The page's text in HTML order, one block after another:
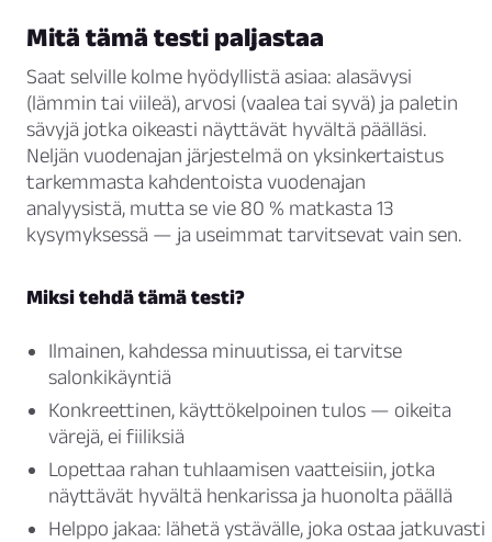
Mitä tämä testi paljastaa
Saat selville kolme hyödyllistä asiaa: alasävysi
(lämmin tai viileä), arvosi (vaalea tai syvä) ja paletin
sävyjä jotka oikeasti näyttävät hyvältä päälläsi.
Neljän vuodenajan järjestelmä on yksinkertaistus
tarkemmasta kahdentoista vuodenajan
analyysistä, mutta se vie 80 % matkasta 13
kysymyksessä — ja useimmat tarvitsevat vain sen.
Miksi tehdä tämä testi?
Ilmainen, kahdessa minuutissa, ei tarvitse
salonkikäyntiä
Konkreettinen, käyttökelpoinen tulos — oikeita
värejä, ei fiiliksiä
Lopettaa rahan tuhlaamisen vaatteisiin, jotka
näyttävät hyvältä henkarissa ja huonolta päällä
Helppo jakaa: lähetä ystävälle, joka ostaa jatkuvasti